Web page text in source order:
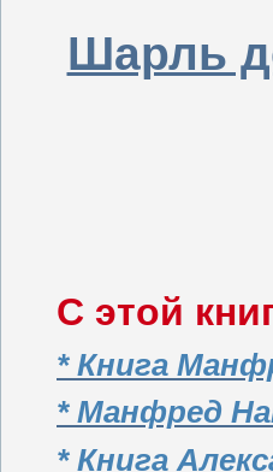
Шарль
С этой
* Книга
* Манфред
* Книга